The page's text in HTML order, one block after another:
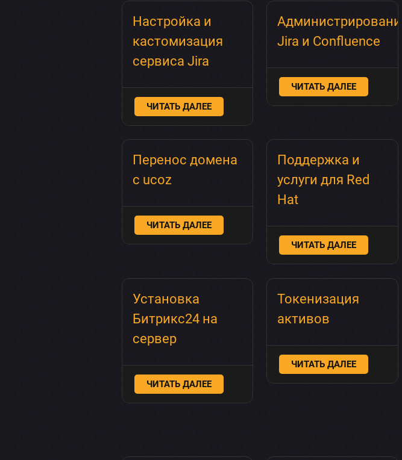
Настройка и
кастомизация
сервиса Jira
ЧИТАТЬ ДАЛЕЕ
Администрирование
Jira и Confluence
ЧИТАТЬ ДАЛЕЕ
Перенос домена
с ucoz
ЧИТАТЬ ДАЛЕЕ
Поддержка и
услуги для Red
Hat
ЧИТАТЬ ДАЛЕЕ
Установка
Битрикс24 на
сервер
ЧИТАТЬ ДАЛЕЕ
Токенизация
активов
ЧИТАТЬ ДАЛЕЕ